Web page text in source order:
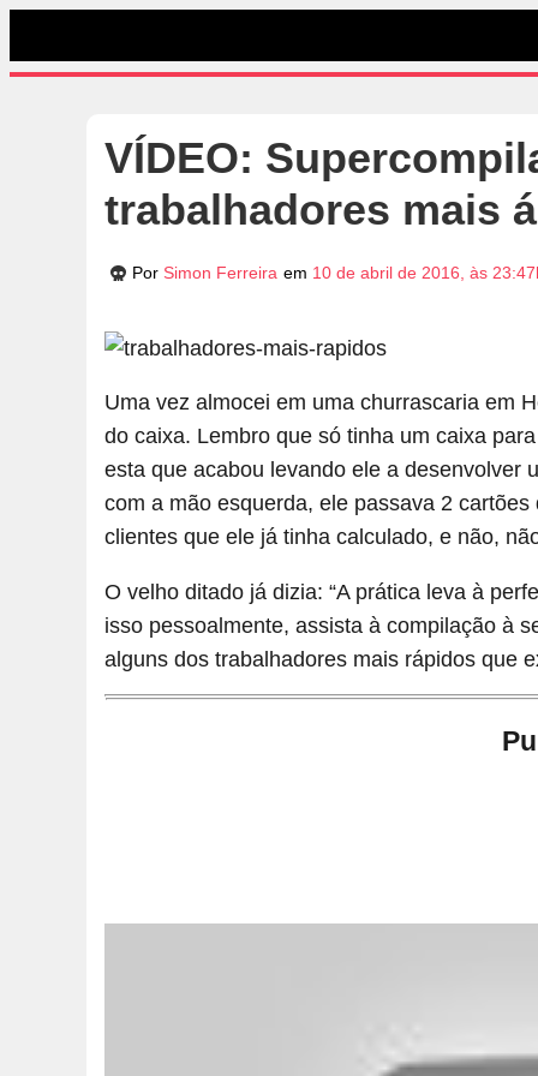
VÍDEO:
trabalhadores mais
Por Simon Ferreira em 10 de abril de 2016, às
Uma vez almocei em uma churrascaria em
do caixa. Lembro que só tinha um caixa
esta que acabou levando ele a desenvolver
com a mão esquerda, ele passava 2
clientes que ele já tinha calculado, e não,
O velho ditado já dizia: “A prática leva à
isso pessoalmente, assista à compilação à
alguns dos trabalhadores mais rápidos que